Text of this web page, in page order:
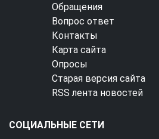
Обращения
Вопрос ответ
Контакты
Карта сайта
Опросы
Старая версия сайта
RSS лента новостей
СОЦИАЛЬНЫЕ СЕТИ